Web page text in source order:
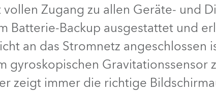
Jobs
Kariéra (CZ)
Zugang zu allen Geräte- und
Batterie-Backup ausgestattet und
an das Stromnetz angeschlossen
gyroskopischen Gravitationssensor
zeigt immer die richtige